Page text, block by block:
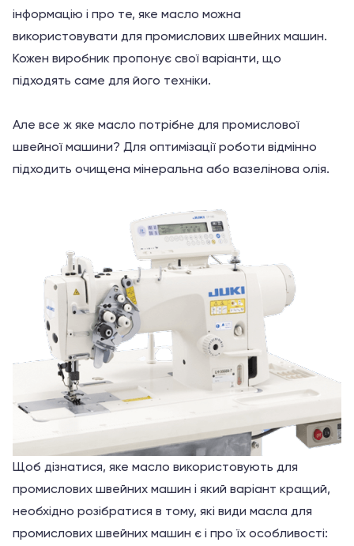
інформацію і про те, яке масло можна
використовувати для промислових швейних машин.
Кожен виробник пропонує свої варіанти, що
підходять саме для його техніки.
Але все ж яке масло потрібне для промислової
швейної машини? Для оптимізації роботи відмінно
підходить очищена мінеральна або вазелінова олія.
Щоб дізнатися, яке масло використовують для
промислових швейних машин і який варіант кращий,
необхідно розібратися в тому, які види масла для
промислових швейних машин є і про їх особливості: